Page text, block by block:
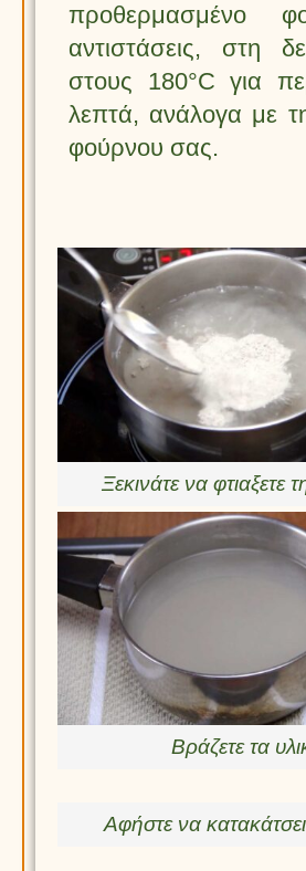
προθερμασμένο
αντιστάσεις, στη
στους 180°C για
λεπτά, ανάλογα με
φούρνου σας.
Ξεκινάτε να φτιαξετε
Βράζετε τα
Αφήστε να